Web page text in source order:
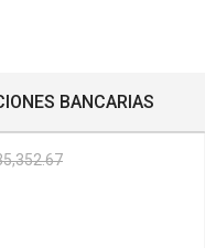
BANCARIAS